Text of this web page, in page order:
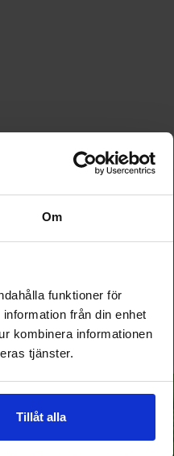
Om
funktioner för
från din enhet
kombinera informationen
tjänster.
Tillåt alla
dagene er 36.90 kr (2026-